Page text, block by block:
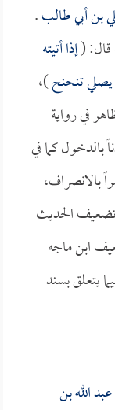
بن أبي طالب.
قال: (إذا أتيته
يصلي تنحنح)،
في رواية
بالدخول كما في
بالانصراف،
الحديث
ابن ماجه
يتعلق بسند
عبد الله بن